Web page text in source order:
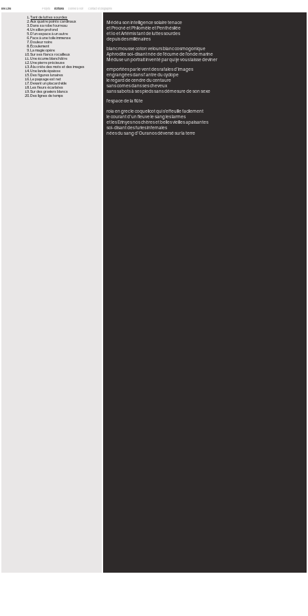
Eve Line Projets Écritures Contact et biographie
Tant de luttes sourdes
Aux quatre points cardinaux
Dans sa robe fourreau
Un sillon profond
D’un espace à un autre
Face à une toile immense
Douleur noire
Écoulement
La magie opère
Sur ses flancs rocailleux
Une écume blanchâtre
Une pierre précieuse
À la crète des mots et des images
Une lande épaisse
Des figures lunaires
Le paysage est net
Devant un placard vide
Les fleurs écarlates
Sur des graviers blancs
Des lignes de temps
Médéa son intelligence solaire tenace
et Procné et Philomèle et Penthésilée
et Io et Artémis tant de luttes sourdes
depuis des millénaires
blanc mousse coton velours blanc cosmogonique
Aphrodite soi-disant née de l’écume de l’onde marine
Méduse un portrait inventé par qui je vous laisse deviner
emportées par le vent des rafales d’images
engrangées dans l’antre du cyclope
le regard de cendre du centaure
sans cornes dans ses cheveux
sans sabots à ses pieds sans démesure de son sexe
l’espace de la flûte
roia en grec le coquelicot qui s’effeuille facilement
le courant d’un fleuve le sang les larmes
et les Erinyes nos chères et belles vieilles apaisantes
soi-disant des furies infernales
nées du sang d’Ouranos déversé sur la terre